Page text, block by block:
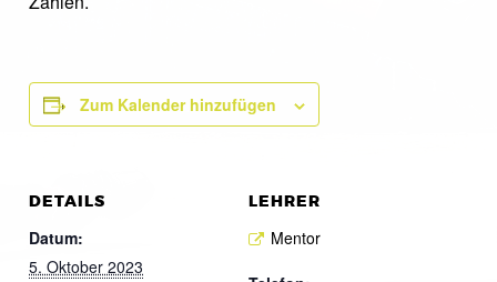
Zum Kalender hinzufügen
DETAILS
Datum:
5. Oktober 2023
LEHRER
Mentor